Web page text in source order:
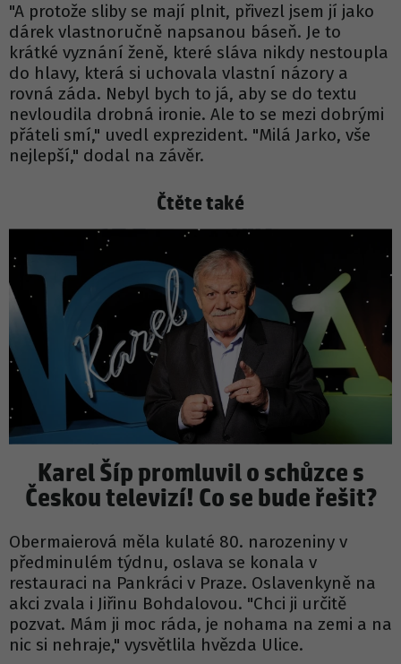
"A protože sliby se mají plnit, přivezl jsem jí jako
dárek vlastnoručně napsanou báseň. Je to
krátké vyznání ženě, které sláva nikdy nestoupla
do hlavy, která si uchovala vlastní názory a
rovná záda. Nebyl bych to já, aby se do textu
nevloudila drobná ironie. Ale to se mezi dobrými
přáteli smí," uvedl exprezident. "Milá Jarko, vše
nejlepší," dodal na závěr.
Čtěte také
Karel Šíp promluvil o schůzce s
Českou televizí! Co se bude řešit?
Obermaierová měla kulaté 80. narozeniny v
předminulém týdnu, oslava se konala v
restauraci na Pankráci v Praze. Oslavenkyně na
akci zvala i Jiřinu Bohdalovou. "Chci ji určitě
pozvat. Mám ji moc ráda, je nohama na zemi a na
nic si nehraje," vysvětlila hvězda Ulice.